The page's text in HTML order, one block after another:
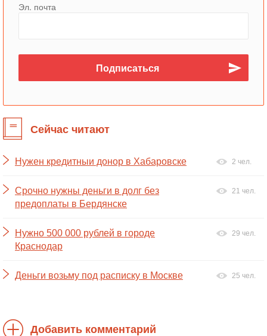
Эл. почта
Сейчас читают
Нужен кредитныи донор в Хабаровске 2 чел.
Срочно нужны деньги в долг без
предоплаты в Бердянске
21 чел.
Нужно 500 000 рублей в городе
Краснодар
29 чел.
Деньги возьму под расписку в Москве 25 чел.
Добавить комментарий